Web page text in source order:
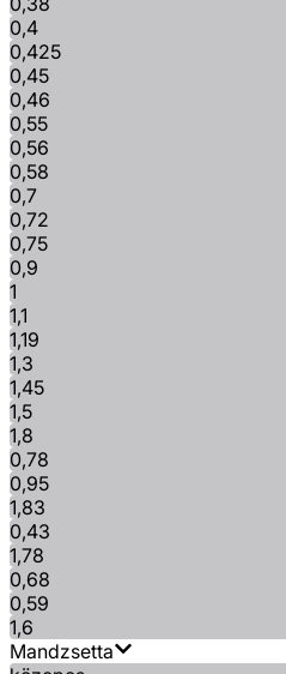
0,4
0,425
0,45
0,46
0,55
0,56
0,58
0,7
0,72
0,75
0,9
1
1,1
1,19
1,3
1,45
1,5
1,8
0,78
0,95
1,83
0,43
1,78
0,68
0,59
1,6
Mandzsetta